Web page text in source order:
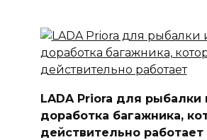
LADA Priora для рыбалки
доработка багажника,
действительно работает